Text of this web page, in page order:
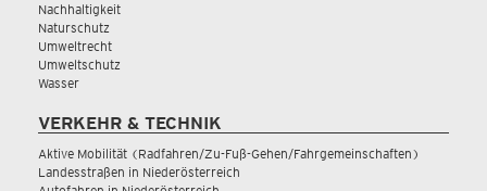
Nachhaltigkeit
Naturschutz
Umweltrecht
Umweltschutz
Wasser
VERKEHR & TECHNIK
Aktive Mobilität (Radfahren/Zu-Fuß-Gehen/Fahrgemeinschaften)
Landesstraßen in Niederösterreich